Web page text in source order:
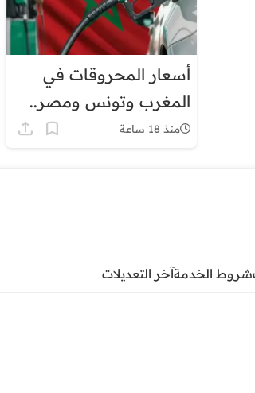
أسعار المحروقات في
المغرب وتونس ومصر..
لماذا يبدو الفارق كبيرًا؟
منذ 18 ساعة
شروط الخدمةآخر التعديلات